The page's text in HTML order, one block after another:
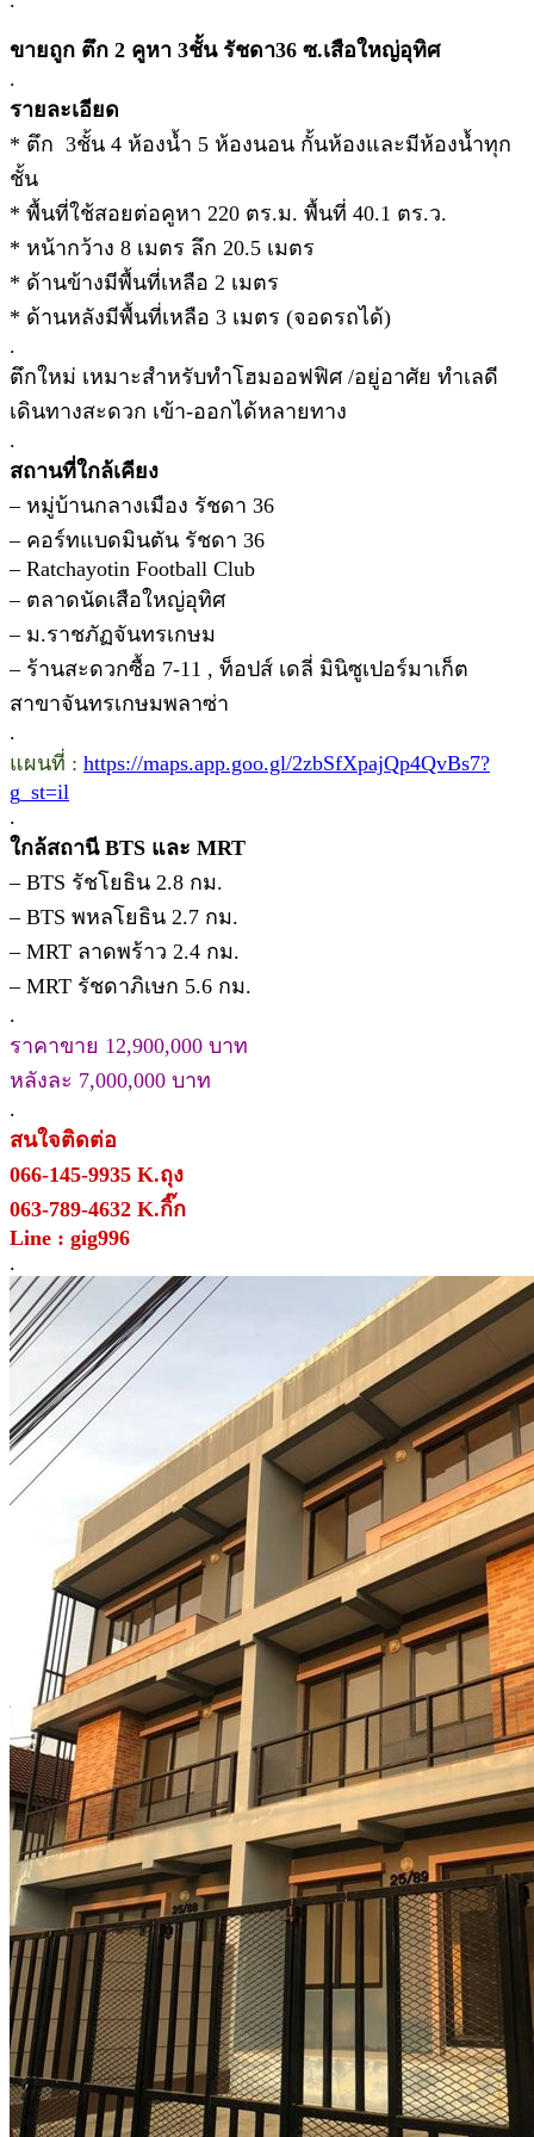
ขายถูก ตึก 2 คูหา 3ชั้น รัชดา36 ซ.เสือใหญ่อุทิศ
.
รายละเอียด
* ตึก 3ชั้น 4 ห้องน้ำ 5 ห้องนอน กั้นห้องและมีห้องน้ำทุก
ชั้น
* พื้นที่ใช้สอยต่อคูหา 220 ตร.ม. พื้นที่ 40.1 ตร.ว.
* หน้ากว้าง 8 เมตร ลึก 20.5 เมตร
* ด้านข้างมีพื้นที่เหลือ 2 เมตร
* ด้านหลังมีพื้นที่เหลือ 3 เมตร (จอดรถได้)
.
ตึกใหม่ เหมาะสำหรับทำโฮมออฟฟิศ /อยู่อาศัย ทำเลดี
เดินทางสะดวก เข้า-ออกได้หลายทาง
.
สถานที่ใกล้เคียง
– หมู่บ้านกลางเมือง รัชดา 36
– คอร์ทแบดมินตัน รัชดา 36
– Ratchayotin Football Club
– ตลาดนัดเสือใหญ่อุทิศ
– ม.ราชภัฏจันทรเกษม
– ร้านสะดวกซื้อ 7-11 , ท็อปส์ เดลี่ มินิซูเปอร์มาเก็ต
สาขาจันทรเกษมพลาซ่า
.
แผนที่ : https://maps.app.goo.gl/2zbSfXpajQp4QvBs7?
g_st=il
.
ใกล้สถานี BTS และ MRT
– BTS รัชโยธิน 2.8 กม.
– BTS พหลโยธิน 2.7 กม.
– MRT ลาดพร้าว 2.4 กม.
– MRT รัชดาภิเษก 5.6 กม.
.
ราคาขาย 12,900,000 บาท
หลังละ 7,000,000 บาท
.
สนใจติดต่อ
066-145-9935 K.ถุง
063-789-4632 K.กิ๊ก
Line : gig996
.